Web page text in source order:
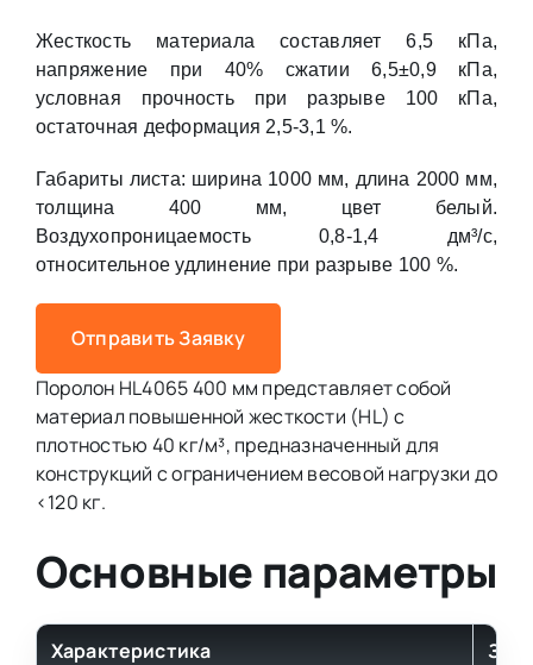
Жесткость материала составляет 6,5 кПа,
напряжение при 40% сжатии 6,5±0,9 кПа,
условная прочность при разрыве 100 кПа,
остаточная деформация 2,5-3,1 %.
Габариты листа: ширина 1000 мм, длина 2000 мм,
толщина 400 мм, цвет белый.
Воздухопроницаемость 0,8-1,4 дм³/с,
относительное удлинение при разрыве 100 %.
Отправить Заявку
Поролон HL4065 400 мм представляет собой
материал повышенной жесткости (HL) с
плотностью 40 кг/м³, предназначенный для
конструкций с ограничением весовой нагрузки до
<120 кг.
Основные параметры
Характеристика